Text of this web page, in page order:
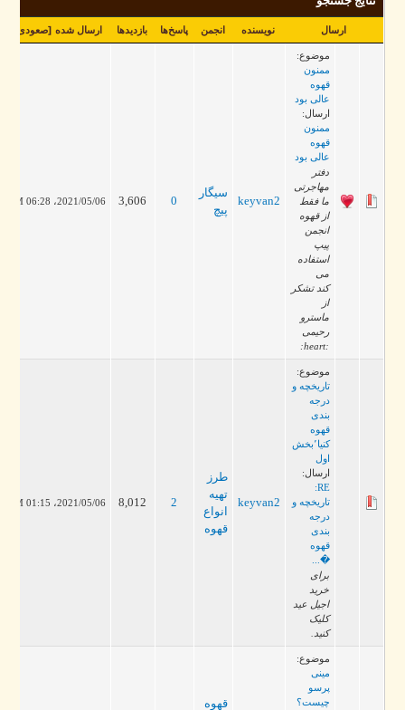
نویسنده انجمن پاسخ‌ها بازدید‌ها ارسال شده [ صعودی]
موضوع:
عالی بود
ارسال:
عالی بود
مھاجرتی
ما فقط
از قهوه
استفاده
کند تشکر
ماسترو
رحیمی
keyvan2
سيگار
پيچ
0
3,606 2021/05/06، 06:28 PM
موضوع:
تاریخچه و
کنیا٬بخش
ارسال:
تاریخچه و
اجیل عید
keyvan2
انواع
8,012 2021/05/06، 01:15 PM
موضوع:
چیست؟